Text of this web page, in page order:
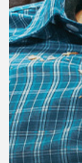
ข่าว
และ
กิจกรรม
เกี่ยว
กับ
เรา